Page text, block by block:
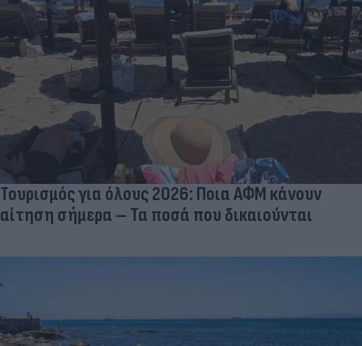
Τουρισμός για όλους 2026: Ποια ΑΦΜ κάνουν
αίτηση σήμερα – Τα ποσά που δικαιούνται